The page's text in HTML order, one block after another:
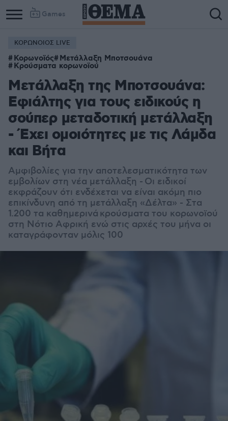
Games
ΚΟΡΩΝΟΙΟΣ LIVE
Κορωνοϊός Μετάλλαξη Μποτσουάνα
Κρούσματα κορωνοϊού
Μετάλλαξη της Μποτσουάνα:
Εφιάλτης για τους ειδικούς η
σούπερ μεταδοτική μετάλλαξη
- Έχει ομοιότητες με τις Λάμδα
και Βήτα
Αμφιβολίες για την αποτελεσματικότητα των
εμβολίων στη νέα μετάλλαξη - Οι ειδικοί
εκφράζουν ότι ενδέχεται να είναι ακόμη πιο
επικίνδυνη από τη μετάλλαξη «Δέλτα» - Στα
1.200 τα καθημερινά κρούσματα του κορωνοϊού
στη Νότιο Αφρική ενώ στις αρχές του μήνα οι
καταγράφονταν μόλις 100